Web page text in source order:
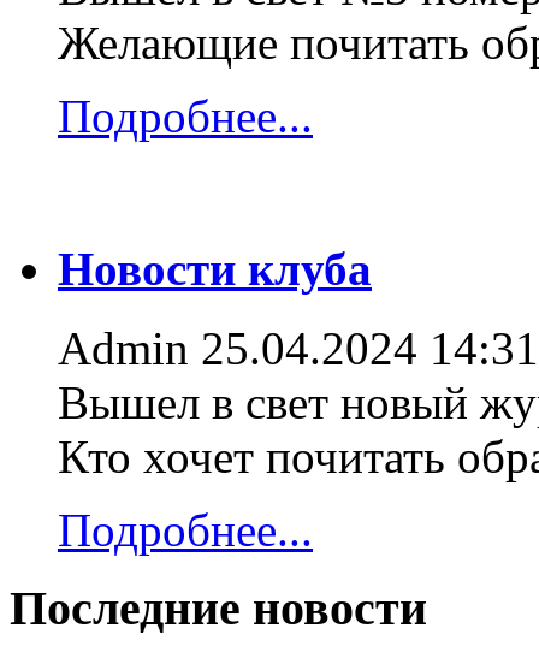
Желающие почитать
Подробнее...
Новости клуба
Admin 25.04.2024 14:31
Вышел в свет новый
Кто хочет почитать
Подробнее...
Последние новости